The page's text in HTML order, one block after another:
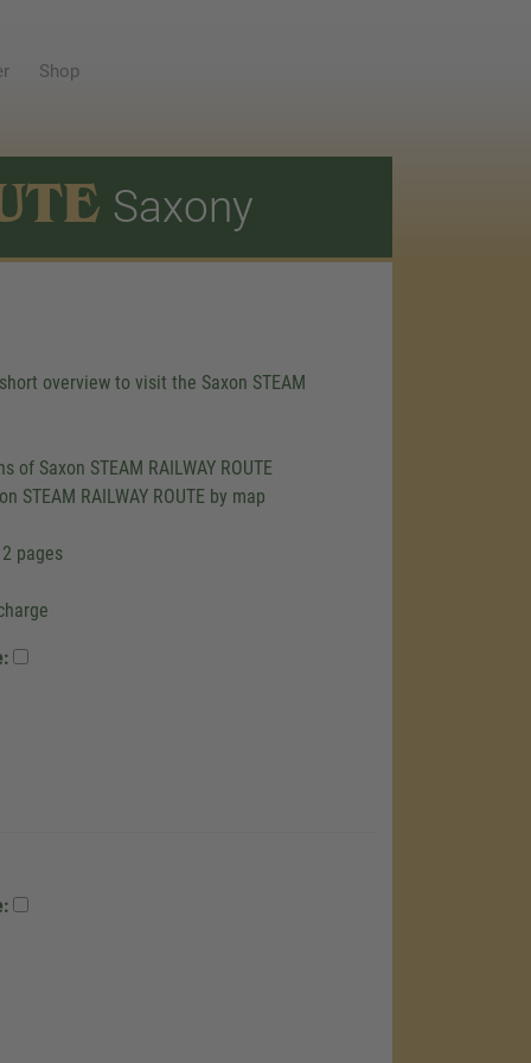
Shop
Saxony
overview to visit the Saxon STEAM
of Saxon STEAM RAILWAY ROUTE
STEAM RAILWAY ROUTE by map
pages